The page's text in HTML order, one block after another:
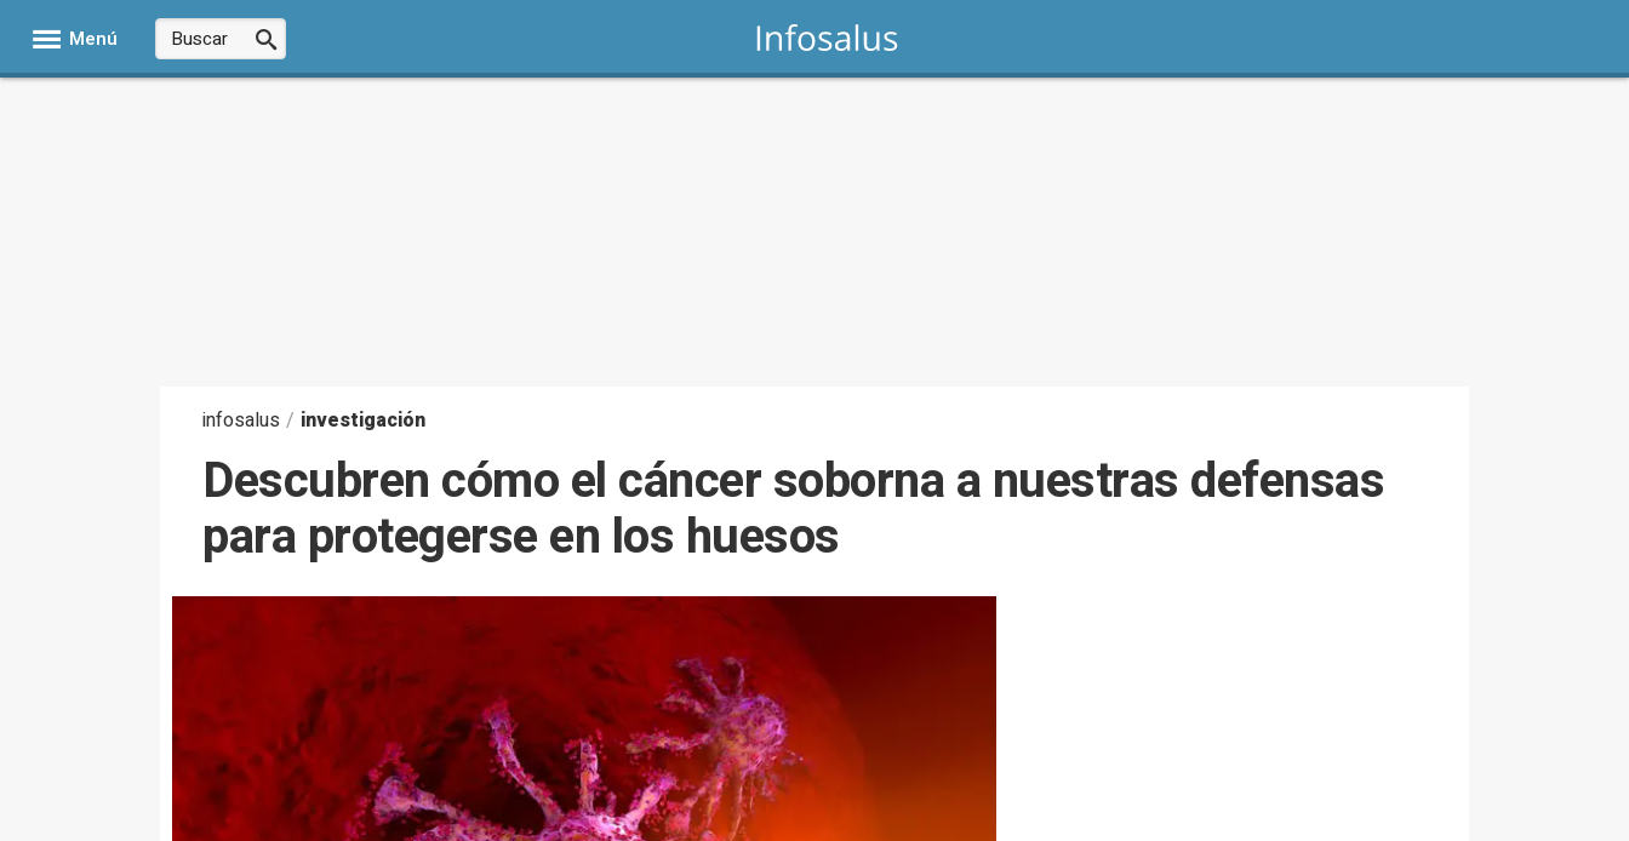
Menú
infosalus / investigación
Descubren cómo el cáncer soborna a nuestras defensas
para protegerse en los huesos